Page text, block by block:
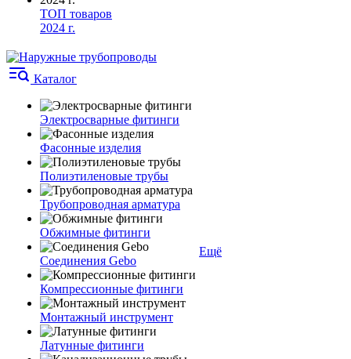
ТОП товаров
2024 г.
Каталог
Электросварные фитинги
Фасонные изделия
Полиэтиленовые трубы
Трубопроводная арматура
Обжимные фитинги
Соединения Gebo
Компрессионные фитинги
Монтажный инструмент
Латунные фитинги
Ещё